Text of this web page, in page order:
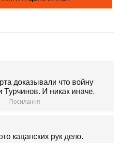
доказывали что войну
И никак иначе.
Посилання
кацапских рук дело.